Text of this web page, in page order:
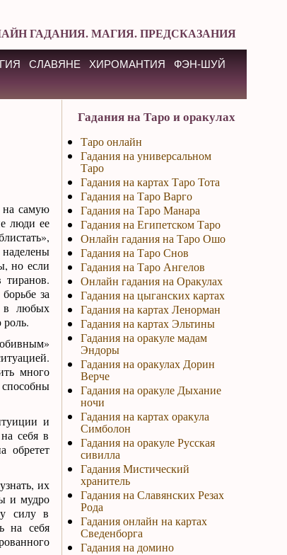
ГАДАНИЯ. МАГИЯ. ПРЕДСКАЗАНИЯ
СЛАВЯНЕ ХИРОМАНТИЯ
ФЭН-ШУЙ
на самую
люди ее
но если
тиранов.
за
в любых
много
и
себя в
обретет
их
и мудро
силу в
на себя
Гадания на Таро и оракулах
Таро онлайн
Гадания на универсальном
Таро
Гадания на картах Таро Тота
Гадания на Таро Варго
Гадания на Таро Манара
Гадания на Египетском Таро
Онлайн гадания на Таро Ошо
Гадания на Таро Снов
Гадания на Таро Ангелов
Онлайн гадания на Оракулах
Гадания на цыганских картах
Гадания на картах Ленорман
Гадания на картах Эльтины
Гадания на оракуле мадам
Эндоры
Гадания на оракулах Дорин
Верче
Гадания на оракуле Дыхание
ночи
Гадания на картах оракула
Симболон
Гадания на оракуле Русская
сивилла
Гадания Мистический
хранитель
Гадания на Славянских Резах
Рода
Гадания онлайн на картах
Сведенборга
Гадания на домино